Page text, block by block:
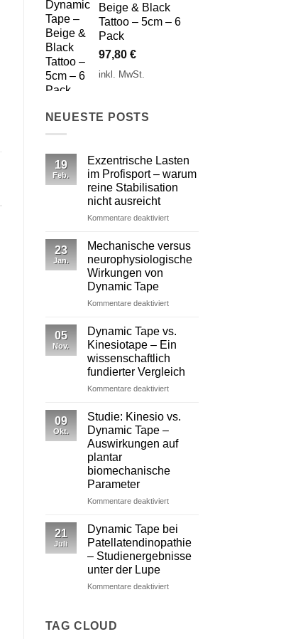
Beige & Black
Tattoo – 5cm – 6
Pack
97,80 €
inkl. MwSt.
NEUESTE POSTS
19
Feb.
Exzentrische Lasten
im Profisport – warum
reine Stabilisation
nicht ausreicht
Kommentare deaktiviertfür
Profisport
reine
ausreicht
23
Jan.
Mechanische versus
neurophysiologische
Wirkungen von
Dynamic Tape
Kommentare deaktiviertfür
neurophysiologische
Wirkungen
von
Dynamic Tape
05
Nov.
Dynamic Tape vs.
Kinesiotape – Ein
wissenschaftlich
fundierter Vergleich
Kommentare deaktiviertfür
–
wissenschaftlich
09
Okt.
Studie: Kinesio vs.
Dynamic Tape –
Auswirkungen auf
plantar
biomechanische
Parameter
Kommentare deaktiviertfür
Kinesio
vs.
Dynamic
Tape
Auswirkungen
21
Juli
Dynamic Tape bei
Patellatendinopathie
– Studienergebnisse
unter der Lupe
Kommentare deaktiviertfür
TAG CLOUD